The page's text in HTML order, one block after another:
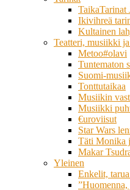
TaikaTarinat
Ikivihreä
Kultainen
Teatteri, musiikki
Metoo#olavi
Tuntematon
Suomi-
Tonttutaikaa
Musiikin
Musiikki
€uroviisut
Star Wars
Täti Monika
Makar
Yleinen
Enkelit,